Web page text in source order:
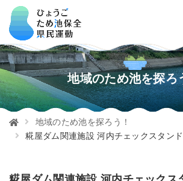
地域のため池を探ろ
地域のため池を探ろう！
糀屋ダム関連施設 河内チェックスタンド